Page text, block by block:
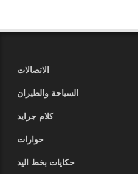
الاتصالات
السياحة والطيران
كلام جرايد
حوارات
حكايات بخط اليد